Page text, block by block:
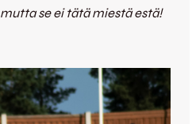
se ei tätä miestä estä!